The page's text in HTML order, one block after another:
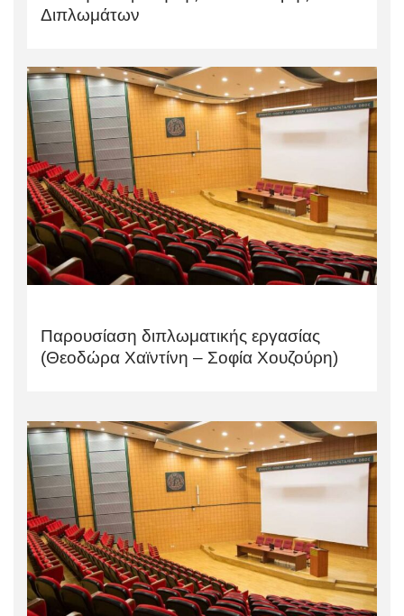
Διπλωμάτων
Παρουσίαση διπλωματικής εργασίας
(Θεοδώρα Χαϊντίνη – Σοφία Χουζούρη)